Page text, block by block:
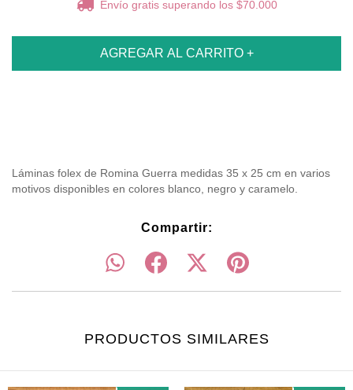
Envío gratis superando los $70.000
Láminas folex de Romina Guerra medidas 35 x 25 cm en varios
motivos disponibles en colores blanco, negro y caramelo.
Compartir:
PRODUCTOS SIMILARES